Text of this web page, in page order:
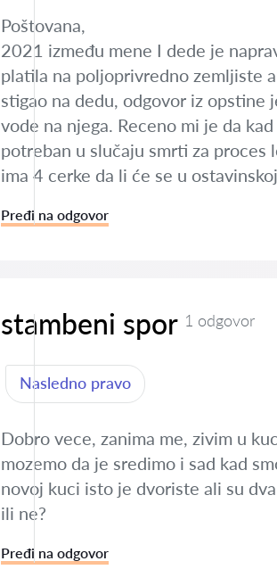
Poštovana,
2021 između mene I dede je
platila na poljoprivredno zemljiste
stigao na dedu, odgovor iz opstine
vode na njega. Receno mi je da
potreban u slučaju smrti za
ima 4 cerke da li će se u
Pređi na odgovor
stambeni spor 1 odgovor
Nasledno pravo
Dobro vece, zanima me, zivim u
mozemo da je sredimo i sad kad
novoj kuci isto je dvoriste ali su
ili ne?
Pređi na odgovor